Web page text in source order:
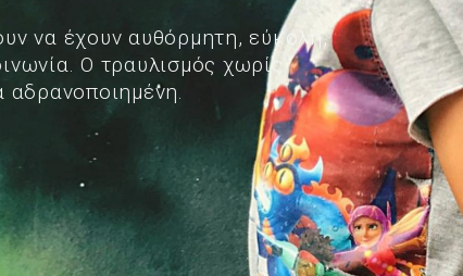
να έχουν αυθόρμητη, εύκολη,
Ο τραυλισμός χωρίς
αδρανοποιημένη.